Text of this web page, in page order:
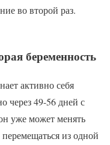
во второй раз.
беременность
активно себя
через 49-56 дней с
уже может менять
из одной